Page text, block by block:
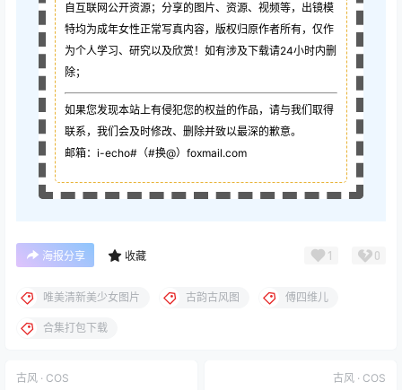
自互联网公开资源； 分享的图片、资源、视频等，出镜模
特均为成年女性正常写真内容，版权归原作者所有，仅作
为个人学习、研究以及欣赏！如有涉及下载请24小时内删
除；
如果您发现本站上有侵犯您的权益的作品，请与我们取得
联系，我们会及时修改、删除并致以最深的歉意。
邮箱：i-echo#（#换@）foxmail.com
海报分享 收藏 1 0
唯美清新美少女图片 古韵古风图 傅四维儿
合集打包下载
古风 · COS 古风 · COS